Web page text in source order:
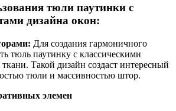
тюли паутинки с
дизайна окон:
Для создания гармоничного
тюль паутинку с классическими
Такой дизайн создаст интересный
тюли и массивностью штор.
элемен